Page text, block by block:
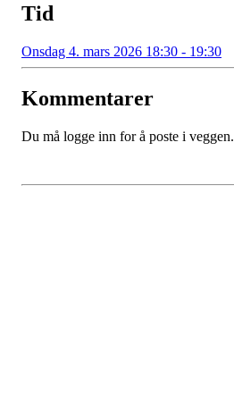
Tid
Onsdag 4. mars 2026 18:30 - 19:30
Kommentarer
Du må logge inn for å poste i veggen.